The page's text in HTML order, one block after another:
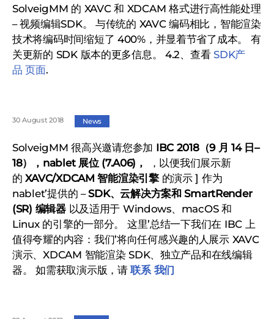
SolveigMM 的 XAVC 和 XDCAM 格式进行高性能处理
– 视频编辑SDK。 与传统的 XAVC 编码相比，智能渲染
技术将编码时间缩短了 400%，并显着节省了成本。 有
关更新的 SDK 版本的更多信息。 4.2、查看SDK产
品 页面.
30 August 2018 News
SolveigMM 很高兴邀请您参加 IBC 2018（9 月 14 日–
18），nablet 展位 (7.A06)，
，以便我们展示新
的 XAVC/XDCAM 智能渲染引擎的演示 ] 作为
nablet’提供的 –SDK、云解决方案和 SmartRender
(SR) 编辑器以及适用于 Windows、macOS 和
Linux 的引擎的一部分。 这里’总结一下我们在 IBC 上
值得夸耀的内容：我们’将向任何感兴趣的人展示 XAVC
演示、XDCAM 智能渲染 SDK、独立产品和在线编辑
器。 如需获取演示版，请联系 我们